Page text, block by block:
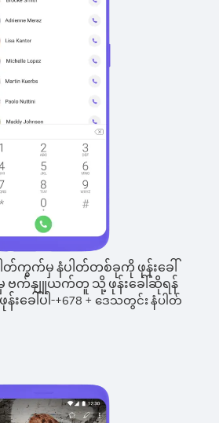
ါတ်ကွက်မှ နံပါတ်တစ်ခုကို ဖုန်းခေါ်
ဗက်နျူယက်တူ သို့ ဖုန်းခေါ်ဆိုရန်
ခေါ်ပါ-+678+ ဒေသတွင်း နံပါတ်